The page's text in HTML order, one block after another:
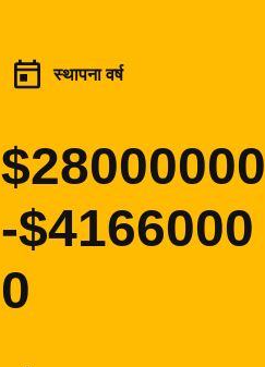
स्थापना वर्ष
$28000000
-$4166000
0